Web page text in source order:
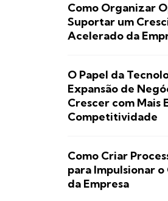
Como Organizar
Suportar um
Acelerado da
O Papel da
Expansão de
Crescer com Mais
Competitividade
Como Criar
para Impulsionar
da Empresa